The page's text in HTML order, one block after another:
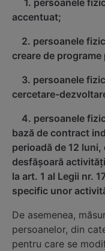
1. persoanele
accentuat;
2. persoanele
creare de
3. persoanele
cercetare-
4. persoanele
bază de contract
perioadă de 12
desfăşoară
la art. 1 al Legii nr.
specific unor
De asemenea,
persoanelor, din
pentru care se